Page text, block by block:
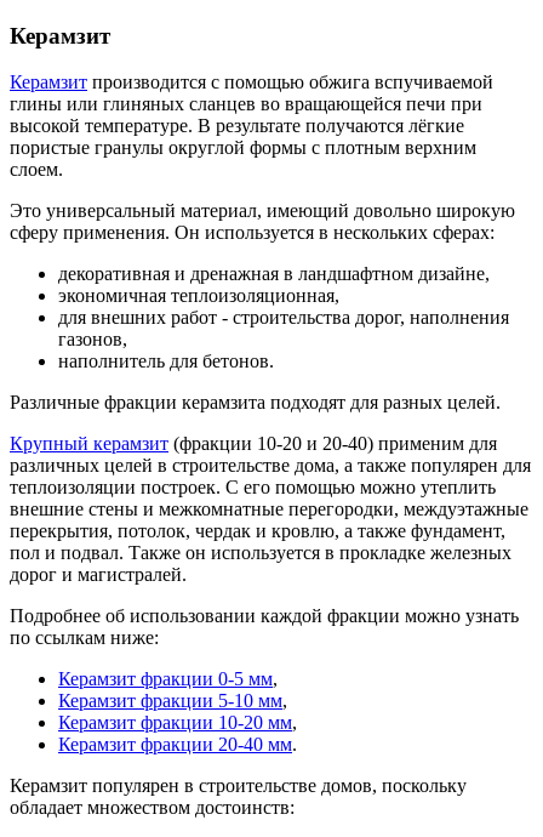
Керамзит
Керамзит производится с помощью обжига вспучиваемой
глины или глиняных сланцев во вращающейся печи при
высокой температуре. В результате получаются лёгкие
пористые гранулы округлой формы с плотным верхним
слоем.
Это универсальный материал, имеющий довольно широкую
сферу применения. Он используется в нескольких сферах:
декоративная и дренажная в ландшафтном дизайне,
экономичная теплоизоляционная,
для внешних работ - строительства дорог, наполнения
газонов,
наполнитель для бетонов.
Различные фракции керамзита подходят для разных целей.
Крупный керамзит (фракции 10-20 и 20-40) применим для
различных целей в строительстве дома, а также популярен для
теплоизоляции построек. С его помощью можно утеплить
внешние стены и межкомнатные перегородки, междуэтажные
перекрытия, потолок, чердак и кровлю, а также фундамент,
пол и подвал. Также он используется в прокладке железных
дорог и магистралей.
Подробнее об использовании каждой фракции можно узнать
по ссылкам ниже:
Керамзит фракции 0-5 мм,
Керамзит фракции 5-10 мм,
Керамзит фракции 10-20 мм,
Керамзит фракции 20-40 мм.
Керамзит популярен в строительстве домов, поскольку
обладает множеством достоинств: